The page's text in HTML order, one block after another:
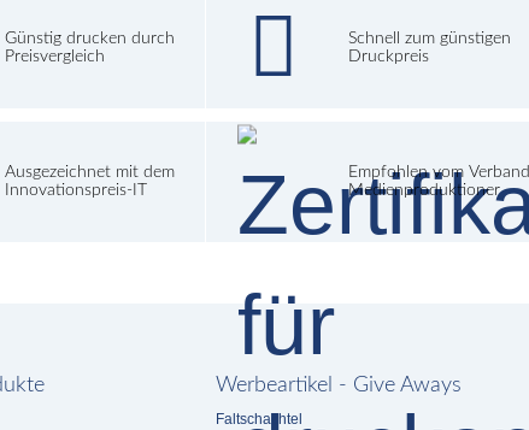
Günstig drucken durch
Preisvergleich
Schnell zum günstigen
Druckpreis
Ausgezeichnet mit dem
Innovationspreis-IT
Empfohlen vom Verband
Medienproduktioner
Werbeartikel - Give Aways
Faltschachtel